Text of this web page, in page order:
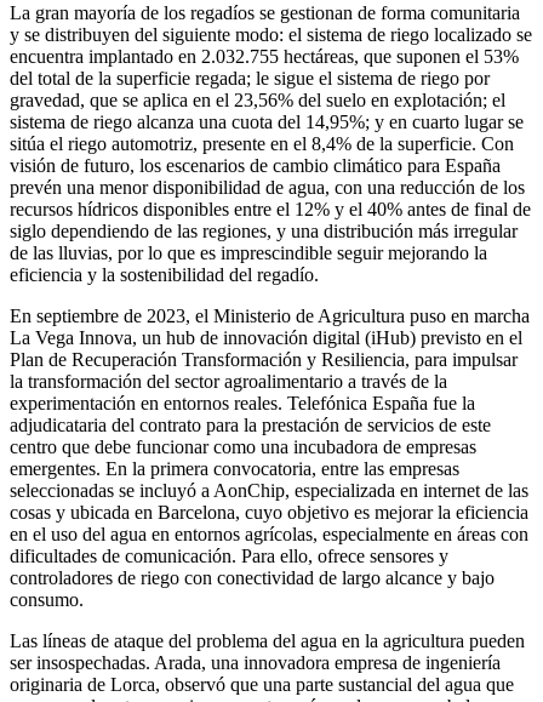
La gran mayoría de los regadíos se gestionan de forma comunitaria
y se distribuyen del siguiente modo: el sistema de riego localizado se
encuentra implantado en 2.032.755 hectáreas, que suponen el 53%
del total de la superficie regada; le sigue el sistema de riego por
gravedad, que se aplica en el 23,56% del suelo en explotación; el
sistema de riego alcanza una cuota del 14,95%; y en cuarto lugar se
sitúa el riego automotriz, presente en el 8,4% de la superficie. Con
visión de futuro, los escenarios de cambio climático para España
prevén una menor disponibilidad de agua, con una reducción de los
recursos hídricos disponibles entre el 12% y el 40% antes de final de
siglo dependiendo de las regiones, y una distribución más irregular
de las lluvias, por lo que es imprescindible seguir mejorando la
eficiencia y la sostenibilidad del regadío.
En septiembre de 2023, el Ministerio de Agricultura puso en marcha
La Vega Innova, un hub de innovación digital (iHub) previsto en el
Plan de Recuperación Transformación y Resiliencia, para impulsar
la transformación del sector agroalimentario a través de la
experimentación en entornos reales. Telefónica España fue la
adjudicataria del contrato para la prestación de servicios de este
centro que debe funcionar como una incubadora de empresas
emergentes. En la primera convocatoria, entre las empresas
seleccionadas se incluyó a AonChip, especializada en internet de las
cosas y ubicada en Barcelona, cuyo objetivo es mejorar la eficiencia
en el uso del agua en entornos agrícolas, especialmente en áreas con
dificultades de comunicación. Para ello, ofrece sensores y
controladores de riego con conectividad de largo alcance y bajo
consumo.
Las líneas de ataque del problema del agua en la agricultura pueden
ser insospechadas. Arada, una innovadora empresa de ingeniería
originaria de Lorca, observó que una parte sustancial del agua que